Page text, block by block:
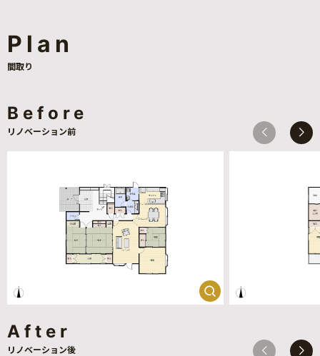
Plan
間取り
Before
リノベーション前
After
リノベーション後